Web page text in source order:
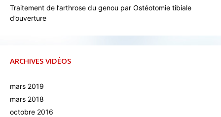
Traitement de l’arthrose du genou par Ostéotomie tibiale
d’ouverture
ARCHIVES VIDÉOS
mars 2019
mars 2018
octobre 2016